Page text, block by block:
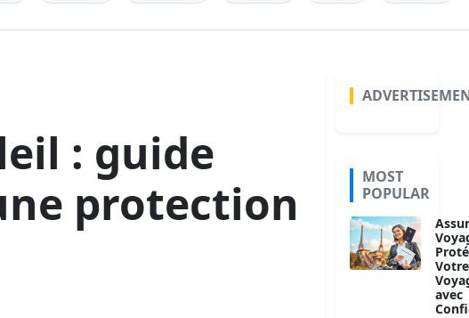
: guide
protection
MOST
POPULAR
Votre
avec